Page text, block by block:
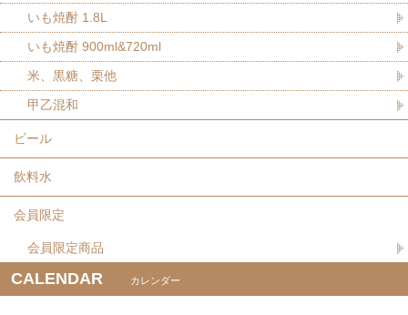
いも焼酎 1.8L
いも焼酎 900ml&720ml
米、黒糖、栗他
甲乙混和
ビール
飲料水
会員限定
会員限定商品
CALENDAR カレンダー